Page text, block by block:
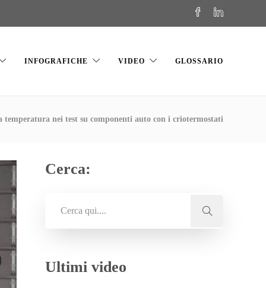
INFOGRAFICHE VIDEO GLOSSARIO
temperatura nei test su componenti auto con i criotermostati
Cerca:
Ultimi video